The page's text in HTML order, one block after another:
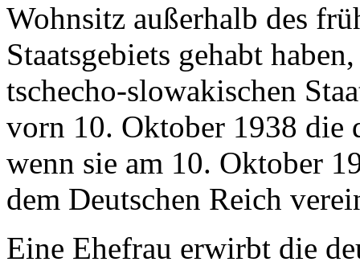
Wohnsitz außerhalb des
Staatsgebiets gehabt
tschecho-slowakischen
vorn 10. Oktober 1938 die
wenn sie am 10. Oktober
dem Deutschen Reich
Eine Ehefrau erwirbt die